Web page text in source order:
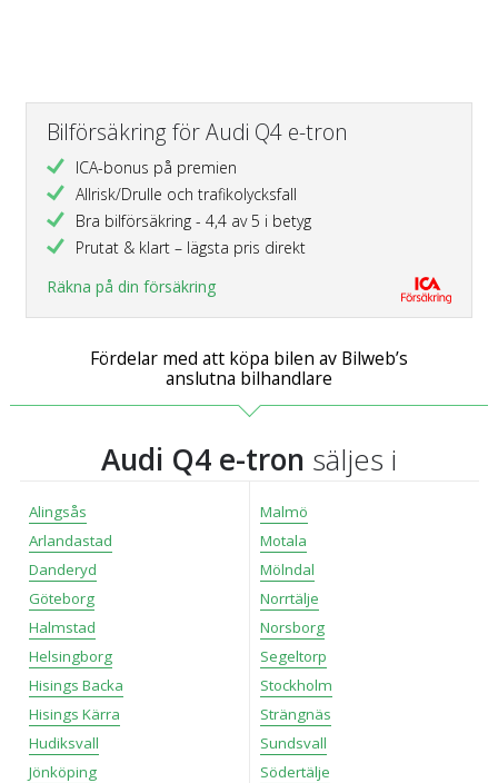
Bilförsäkring för Audi Q4 e-tron
ICA-bonus på premien
Allrisk/Drulle och trafikolycksfall
Bra bilförsäkring - 4,4 av 5 i betyg
Prutat & klart – lägsta pris direkt
Räkna på din försäkring
Fördelar med att köpa bilen av Bilweb’s
anslutna bilhandlare
Audi Q4 e-tron säljes i
Alingsås
Arlandastad
Danderyd
Göteborg
Halmstad
Helsingborg
Hisings Backa
Hisings Kärra
Hudiksvall
Jönköping
Malmö
Motala
Mölndal
Norrtälje
Norsborg
Segeltorp
Stockholm
Strängnäs
Sundsvall
Södertälje